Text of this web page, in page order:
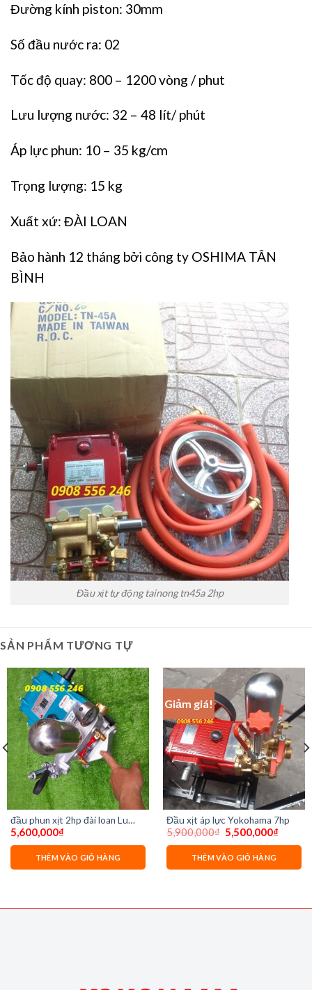
Đường kính piston: 30mm
Số đầu nước ra: 02
Tốc độ quay: 800 – 1200 vòng / phut
Lưu lượng nước: 32 – 48 lít/ phút
Áp lực phun: 10 – 35 kg/cm
Trọng lượng: 15 kg
Xuất xứ: ĐÀI LOAN
Bảo hành 12 tháng bởi công ty OSHIMA TÂN
BÌNH
Đầu xịt tự động tainong tn45a 2hp
SẢN PHẨM TƯƠNG TỰ
đầu phun xịt 2hp đài loan Lu
Shyong ls530
5,600,000₫
THÊM VÀO GIỎ HÀNG
Giảm giá!
Đầu xịt áp lực Yokohama 7hp
5,900,000₫ Giá
gốc
là:
5,900,000₫.
5,500,000₫
tại
THÊM VÀO GIỎ HÀNG